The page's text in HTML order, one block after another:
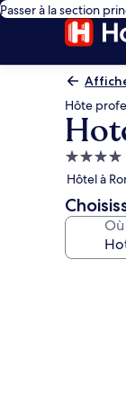
Passer à la section
Hôte
4.0
Hôtel à